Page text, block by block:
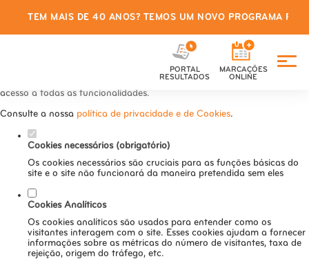
Defina as suas preferências de
cookies para este website.
Este website utiliza cookies estritamente necessários, analíticos e
acesso a todas as funcionalidades.
Consulte a nossa política de privacidade e de Cookies.
Cookies necessários (obrigatório)
Os cookies necessários são cruciais para as funções básicas do
site e o site não funcionará da maneira pretendida sem eles
Cookies Analíticos
Os cookies analíticos são usados para entender como os
visitantes interagem com o site. Esses cookies ajudam a fornecer
informações sobre as métricas do número de visitantes, taxa de
rejeição, origem do tráfego, etc.
TEM MAIS DE 40 ANOS? TEMOS UM NOVO PROGRAMA
PORTAL
RESULTADOS
MARCAÇÕES
ONLINE